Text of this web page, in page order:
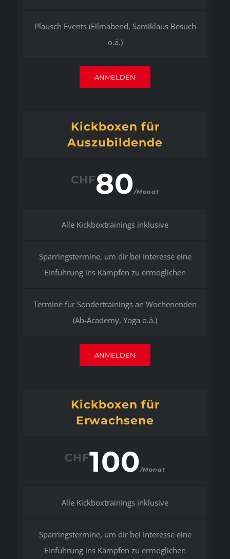
Plausch Events (Filmabend, Samiklaus Besuch
o.ä.)
ANMELDEN
Kickboxen für
Auszubildende
CHF80/Monat
Alle Kickboxtrainings inklusive
Sparringstermine, um dir bei Interesse eine
Einführung ins Kämpfen zu ermöglichen
Termine für Sondertrainings an Wochenenden
(Ab-Academy, Yoga o.ä.)
ANMELDEN
Kickboxen für
Erwachsene
CHF100/Monat
Alle Kickboxtrainings inklusive
Sparringstermine, um dir bei Interesse eine
Einführung ins Kämpfen zu ermöglichen